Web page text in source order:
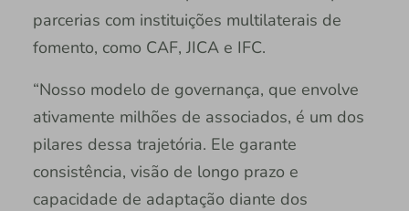
parcerias com instituições multilaterais de
fomento, como CAF, JICA e IFC.
“Nosso modelo de governança, que envolve
ativamente milhões de associados, é um dos
pilares dessa trajetória. Ele garante
consistência, visão de longo prazo e
capacidade de adaptação diante dos